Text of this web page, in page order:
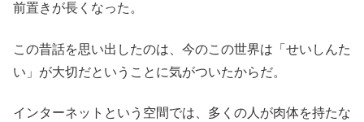
前置きが長くなった。
この昔話を思い出したのは、今のこの世界は「せいしんた
い」が大切だということに気がついたからだ。
インターネットという空間では、多くの人が肉体を持たな